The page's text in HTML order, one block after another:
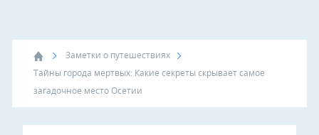
Заметки о путешествиях
Тайны города мертвых: Какие секреты скрывает самое
загадочное место Осетии